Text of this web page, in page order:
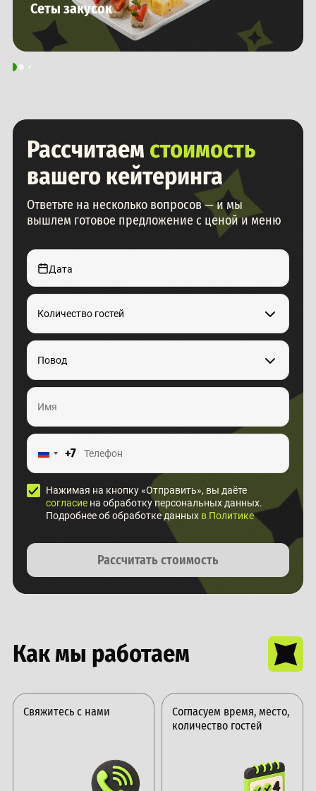
Сеты закусок
Рассчитаем стоимость
вашего кейтеринга
Ответьте на несколько вопросов — и мы
вышлем готовое предложение с ценой и меню
Дата
Количество гостей
Повод
+7
Нажимая на кнопку «Отправить», вы даёте
согласие на обработку персональных данных.
Подробнее об обработке данных в Политике
Рассчитать стоимость
Как мы работаем
Свяжитесь с нами
Согласуем время, место,
количество гостей